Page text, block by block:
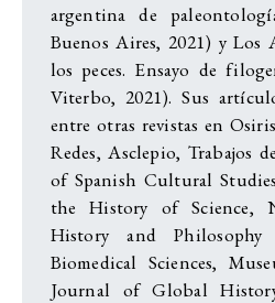
argentina de
Buenos Aires, 2021) y Los
los peces. Ensayo de
Viterbo, 2021). Sus
entre otras revistas en
Redes, Asclepio, Trabajos
of Spanish Cultural
the History of Science,
History and
Biomedical Sciences,
Journal of Global